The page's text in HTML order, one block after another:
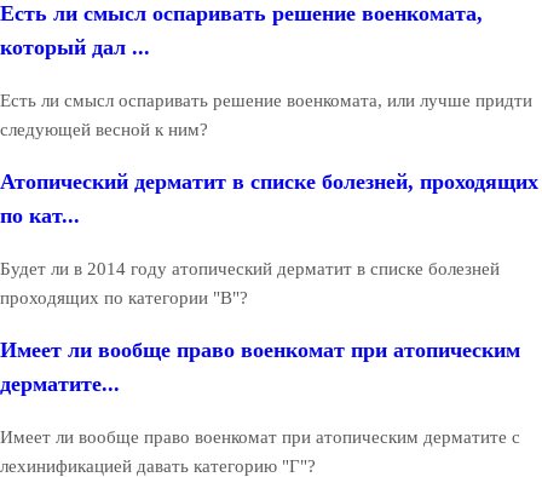
Есть ли смысл оспаривать решение военкомата,
который дал ...
Есть ли смысл оспаривать решение военкомата, или лучше придти
следующей весной к ним?
Атопический дерматит в списке болезней, проходящих
по кат...
Будет ли в 2014 году атопический дерматит в списке болезней
проходящих по категории "В"?
Имеет ли вообще право военкомат при атопическим
дерматите...
Имеет ли вообще право военкомат при атопическим дерматите с
лехинификацией давать категорию "Г"?